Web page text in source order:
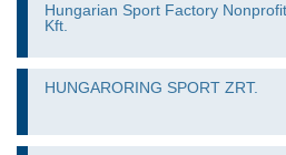
Hungarian Sport Factory
Kft.
HUNGARORING SPORT ZRT.